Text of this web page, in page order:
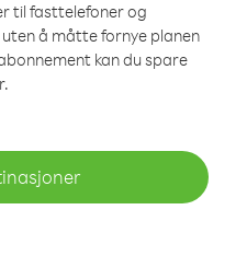
til fasttelefoner og
å måtte fornye planen
kan du spare